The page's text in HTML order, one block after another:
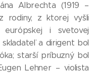
Albrechta (1919 –
rodiny, z ktorej vyšli
európskej i svetovej
a dirigent bol
starší príbuzný bol
Lehner – violista